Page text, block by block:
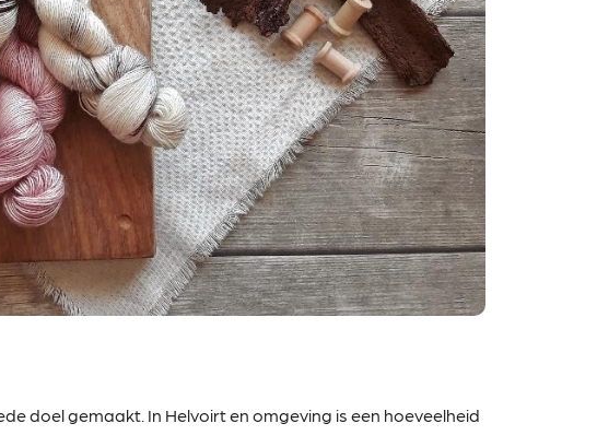
doel gemaakt. In Helvoirt en omgeving is een hoeveelheid